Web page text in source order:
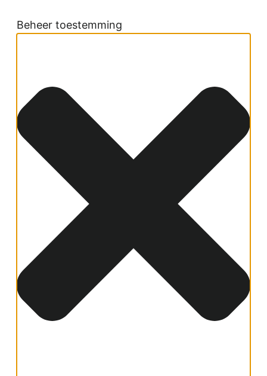
Beheer toestemming